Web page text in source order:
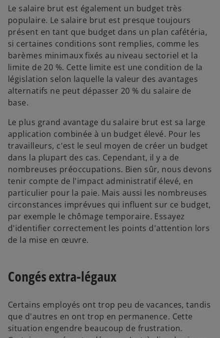
Le salaire brut est également un budget très
populaire. Le salaire brut est presque toujours
présent en tant que budget dans un plan cafétéria,
si certaines conditions sont remplies, comme les
barèmes minimaux fixés au niveau sectoriel et la
limite de 20 %. Cette limite est une condition de la
législation selon laquelle la valeur des avantages
alternatifs ne peut dépasser 20 % du salaire de
base.
Le plus grand avantage du salaire brut est sa large
application combinée à un budget élevé. Pour les
travailleurs, c'est le seul moyen de créer un budget
dans la plupart des cas. Cependant, il y a de
nombreuses préoccupations. Bien sûr, nous devons
tenir compte de l'impact administratif élevé, en
particulier pour la paie. Mais aussi les nombreuses
circonstances imprévues qui influent sur ce budget,
par exemple le chômage temporaire. Essayez
d'identifier correctement les points d'attention lors
de la mise en œuvre.
Congés extra-légaux
Certains employés ont trop peu de vacances, tandis
que d'autres en ont trop en permanence. Cette
situation engendre beaucoup de frustration.